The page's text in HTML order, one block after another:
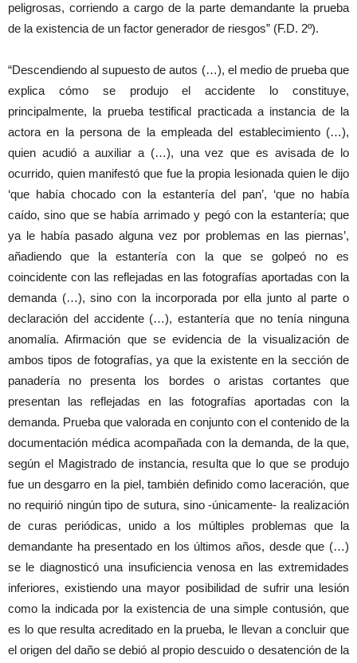
peligrosas, corriendo a cargo de la parte demandante la prueba
de la existencia de un factor generador de riesgos” (F.D. 2º).
“Descendiendo al supuesto de autos (…), el medio de prueba que
explica cómo se produjo el accidente lo constituye,
principalmente, la prueba testifical practicada a instancia de la
actora en la persona de la empleada del establecimiento (…),
quien acudió a auxiliar a (…), una vez que es avisada de lo
ocurrido, quien manifestó que fue la propia lesionada quien le dijo
‘que había chocado con la estantería del pan’, ‘que no había
caído, sino que se había arrimado y pegó con la estantería; que
ya le había pasado alguna vez por problemas en las piernas’,
añadiendo que la estantería con la que se golpeó no es
coincidente con las reflejadas en las fotografías aportadas con la
demanda (…), sino con la incorporada por ella junto al parte o
declaración del accidente (…), estantería que no tenía ninguna
anomalía. Afirmación que se evidencia de la visualización de
ambos tipos de fotografías, ya que la existente en la sección de
panadería no presenta los bordes o aristas cortantes que
presentan las reflejadas en las fotografías aportadas con la
demanda. Prueba que valorada en conjunto con el contenido de la
documentación médica acompañada con la demanda, de la que,
según el Magistrado de instancia, resulta que lo que se produjo
fue un desgarro en la piel, también definido como laceración, que
no requirió ningún tipo de sutura, sino -únicamente- la realización
de curas periódicas, unido a los múltiples problemas que la
demandante ha presentado en los últimos años, desde que (…)
se le diagnosticó una insuficiencia venosa en las extremidades
inferiores, existiendo una mayor posibilidad de sufrir una lesión
como la indicada por la existencia de una simple contusión, que
es lo que resulta acreditado en la prueba, le llevan a concluir que
el origen del daño se debió al propio descuido o desatención de la